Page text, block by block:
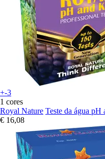
+-3
1 cores
Royal Nature Teste da água
€ 16,08